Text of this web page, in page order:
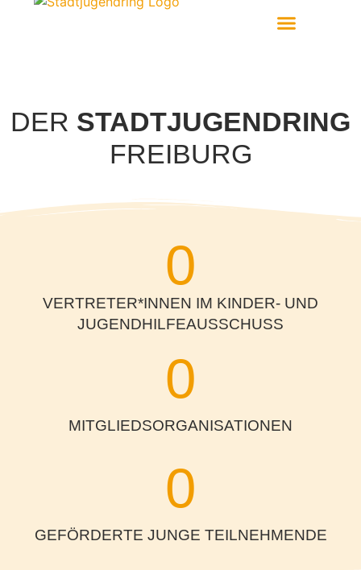
DER STADTJUGENDRING
FREIBURG
VERTRETER*INNEN IM KINDER- UND
JUGENDHILFEAUSSCHUSS
0
MITGLIEDSORGANISATIONEN
0
GEFÖRDERTE JUNGE TEILNEHMENDE
0